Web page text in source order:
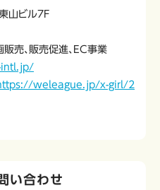
山ビル7F
販売、販売促進、EC事業
intl.jp/
weleague.jp/x-girl/2
い合わせ